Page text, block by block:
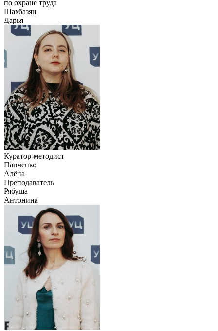
по охране труда
Шахбазян
Дарья
Куратор-методист
Панченко
Алёна
Преподаватель
Рябуша
Антонина